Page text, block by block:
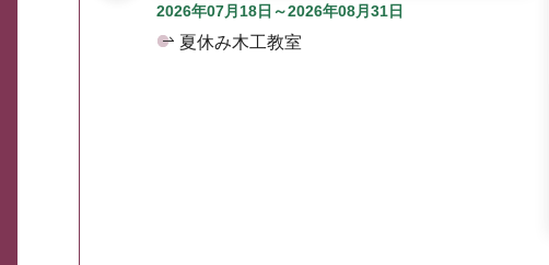
2026年07月18日～2026年08月31日
夏休み木工教室